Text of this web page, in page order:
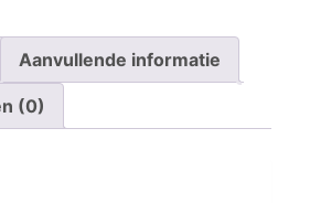
Aanvullende informatie
(0)